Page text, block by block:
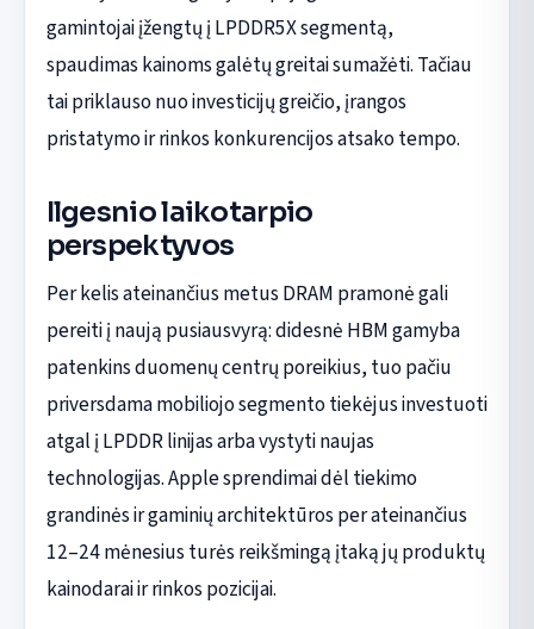
gamintojai įžengtų į LPDDR5X segmentą,
spaudimas kainoms galėtų greitai sumažėti. Tačiau
tai priklauso nuo investicijų greičio, įrangos
pristatymo ir rinkos konkurencijos atsako tempo.
Ilgesnio laikotarpio
perspektyvos
Per kelis ateinančius metus DRAM pramonė gali
pereiti į naują pusiausvyrą: didesnė HBM gamyba
patenkins duomenų centrų poreikius, tuo pačiu
priversdama mobiliojo segmento tiekėjus investuoti
atgal į LPDDR linijas arba vystyti naujas
technologijas. Apple sprendimai dėl tiekimo
grandinės ir gaminių architektūros per ateinančius
12–24 mėnesius turės reikšmingą įtaką jų produktų
kainodarai ir rinkos pozicijai.